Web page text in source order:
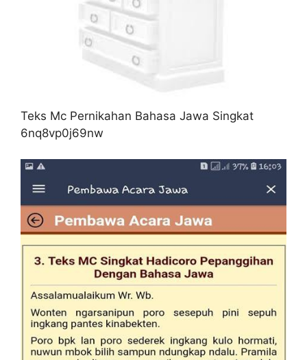
Teks Mc Pernikahan Bahasa Jawa Singkat
6nq8vp0j69nw